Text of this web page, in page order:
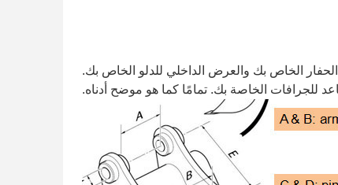
الحفار الخاص بك والعرض الداخلي للدلو الخاص بك.
الخاصة بك. تمامًا كما هو موضح أدناه.